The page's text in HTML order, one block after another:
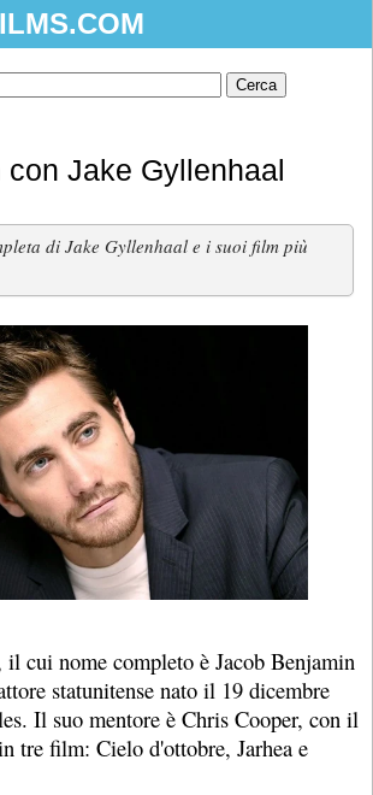
con Jake Gyllenhaal
di Jake Gyllenhaal e i suoi film più
il cui nome completo è Jacob Benjamin
statunitense nato il 19 dicembre
Il suo mentore è Chris Cooper, con il
tre film: Cielo d'ottobre, Jarhea e